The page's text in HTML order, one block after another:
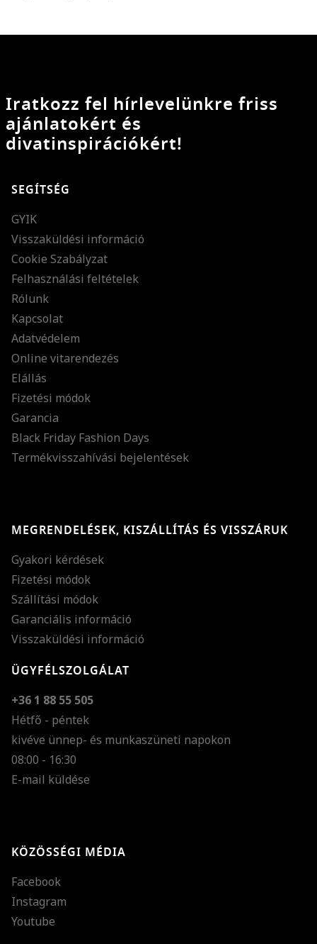
Iratkozz fel hírlevelünkre friss
ajánlatokért és
divatinspirációkért!
SEGÍTSÉG
GYIK
Visszaküldési információ
Cookie Szabályzat
Felhasználási feltételek
Rólunk
Kapcsolat
Adatvédelem
Online vitarendezés
Elállás
Fizetési módok
Garancia
Black Friday Fashion Days
Termékvisszahívási bejelentések
MEGRENDELÉSEK, KISZÁLLÍTÁS ÉS VISSZÁRUK
Gyakori kérdések
Fizetési módok
Szállítási módok
Garanciális információ
Visszaküldési információ
ÜGYFÉLSZOLGÁLAT
+36 1 88 55 505
Hétfő - péntek
kivéve ünnep- és munkaszüneti napokon
08:00 - 16:30
E-mail küldése
KÖZÖSSÉGI MÉDIA
Facebook
Instagram
Youtube